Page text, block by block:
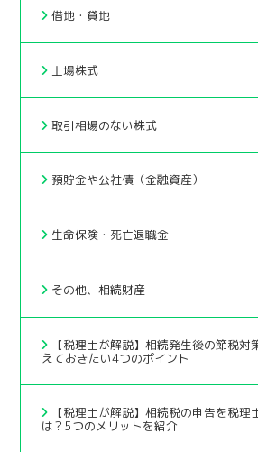
借地・貸地
上場株式
取引相場のない株式
預貯金や公社債（金融資産）
生命保険・死亡退職金
その他、相続財産
【税理士が解説】相続発生後の節税対
えておきたい4つのポイント
【税理士が解説】相続税の申告を税理
は？5つのメリットを紹介